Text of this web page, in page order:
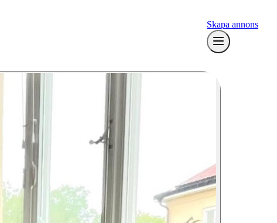
Skapa annons